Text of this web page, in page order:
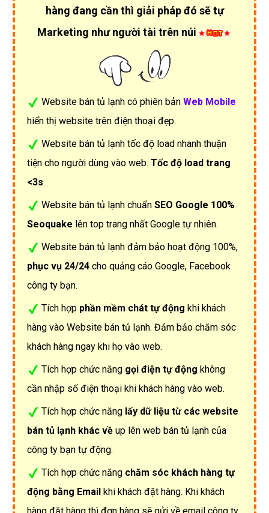
hàng đang cần thì giải pháp đó sẽ tự
Marketing như người tài trên núi
Website bán tủ lạnh có phiên bản Web Mobile
hiển thị website trên điện thoại đẹp.
Website bán tủ lạnh tốc độ load nhanh thuận
tiện cho người dùng vào web. Tốc độ load trang
<3s.
Website bán tủ lạnh chuẩn SEO Google 100%
Seoquake lên top trang nhất Google tự nhiên.
Website bán tủ lạnh đảm bảo hoạt động 100%,
phục vụ 24/24 cho quảng cáo Google, Facebook
công ty bạn.
Tích hợp phần mềm chát tự động khi khách
hàng vào Website bán tủ lạnh. Đảm bảo chăm sóc
khách hàng ngay khi họ vào web.
Tích hợp chức năng gọi điện tự động không
cần nhập số điện thoại khi khách hàng vào web.
Tích hợp chức năng lấy dữ liệu từ các website
bán tủ lạnh khác về up lên web bán tủ lạnh của
công ty bạn tự động.
Tích hợp chức năng chăm sóc khách hàng tự
động bằng Email khi khách đặt hàng. Khi khách